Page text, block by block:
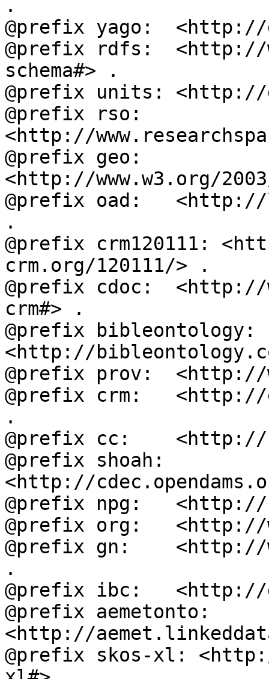
.
@prefix yago:
@prefix rdfs:  <http://
schema#> .
@prefix units:
@prefix rso:
<http://
@prefix geo:
<http://www.w3.org/
@prefix oad:   <http://
.
@prefix crm120111:
crm.org/120111/> .
@prefix cdoc:  <http://
crm#> .
@prefix bibleontology:
<http://
@prefix prov:  <http://
@prefix crm:   <http://
.
@prefix cc:    <http://
@prefix shoah:
<http://
@prefix npg:   <http://
@prefix org:   <http://
@prefix gn:    <http://
.
@prefix ibc:
@prefix aemetonto:
<http://
@prefix skos-xl: